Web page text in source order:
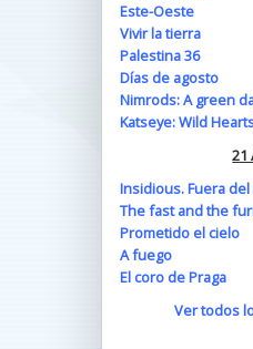
Este-Oeste
Vivir la tierra
Palestina 36
Días de agosto
Nimrods: A green
Katseye: Wild
21
Insidious. Fuera del
The fast and the
Prometido el cielo
A fuego
El coro de Praga
Ver todos